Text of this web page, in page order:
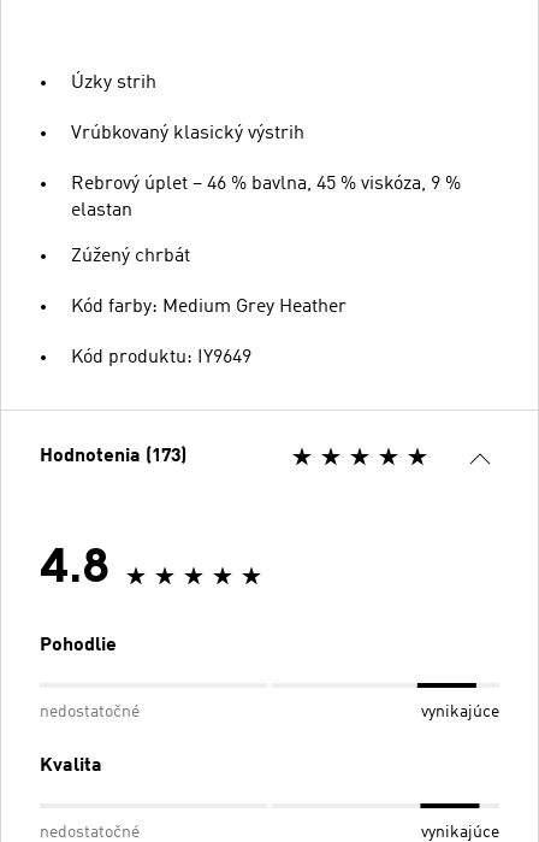
Úzky strih
Vrúbkovaný klasický výstrih
Rebrový úplet – 46 % bavlna, 45 % viskóza, 9 %
elastan
Zúžený chrbát
Kód farby: Medium Grey Heather
Kód produktu: IY9649
Hodnotenia (173)
4.8
Pohodlie
nedostatočné vynikajúce
Kvalita
nedostatočné vynikajúce